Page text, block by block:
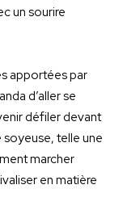
un sourire
apportées par
d’aller se
défiler devant
telle une
marcher
en matière